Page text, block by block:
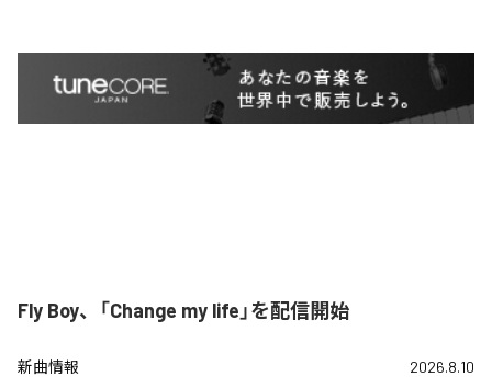
Fly Boy、「Change my life」を配信開始
新曲情報 2026.8.10